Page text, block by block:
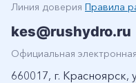
Линия доверия Правила
kes@rushydro.ru
Официальная
660017, г.